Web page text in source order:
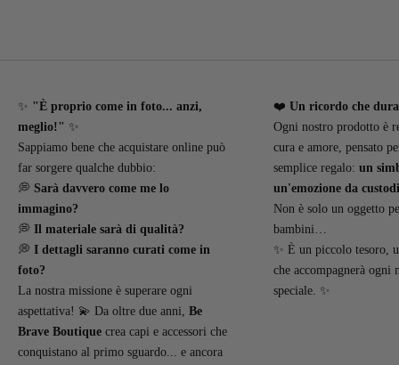
✨ "È proprio come in foto... anzi,
meglio!" ✨
Sappiamo bene che acquistare online può
far sorgere qualche dubbio:
💭 Sarà davvero come me lo
immagino?
💭 Il materiale sarà di qualità?
💭 I dettagli saranno curati come in
foto?
La nostra missione è superare ogni
aspettativa! 💫 Da oltre due anni, Be
Brave Boutique crea capi e accessori che
conquistano al primo sguardo... e ancora
❤️Un ricordo che
Ogni nostro prodotto è
cura e amore, pensato
semplice regalo:un
un'emozione da
Non è solo un oggetto
bambini…
✨ È un piccolo tesoro,
che accompagnerà ogni
speciale. ✨